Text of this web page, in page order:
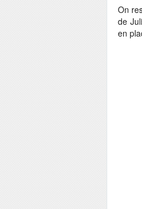
On
de
en